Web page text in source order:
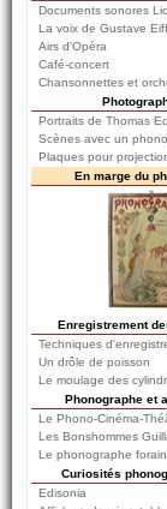
Documents sonores
La voix de Gustave
Airs d'Opéra
Café-concert
Chansonnettes et
Portraits de Thomas
Scènes avec un
Plaques pour
En marge du
Enregistrement
Techniques
Un drôle de poisson
Le moulage des
Phonographe et
Le Phono-Cinéma-
Les Bonshommes
Le phonographe forain
Curiosités
Edisonia